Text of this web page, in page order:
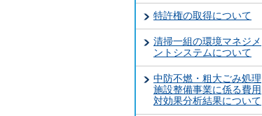
特許権の取得について
清掃一組の環境マネジメ
ントシステムについて
中防不燃・粗大ごみ処理
施設整備事業に係る費用
対効果分析結果について